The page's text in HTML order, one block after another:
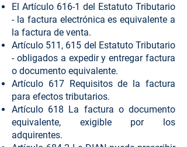
El Artículo 616-1 del Estatuto Tributario
- la factura electrónica es equivalente a
la factura de venta.
Artículo 511, 615 del Estatuto Tributario
- obligados a expedir y entregar factura
o documento equivalente.
Artículo 617 Requisitos de la factura
para efectos tributarios.
Artículo 618 La factura o documento
equivalente, exigible por los
adquirentes.